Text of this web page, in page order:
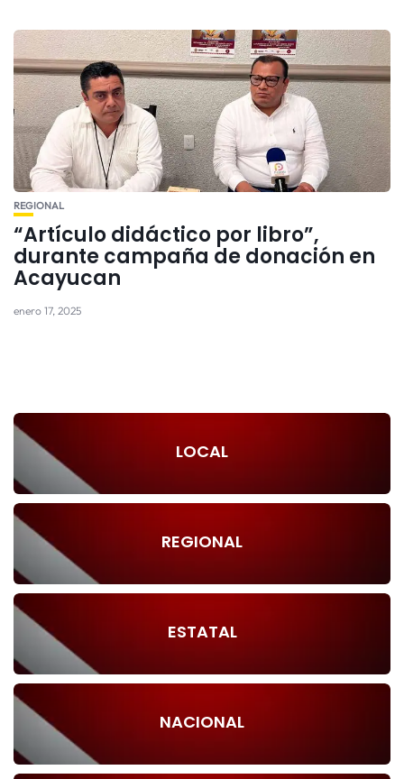
REGIONAL
“Artículo didáctico por libro”,
durante campaña de donación en
Acayucan
enero 17, 2025
LOCAL
REGIONAL
ESTATAL
NACIONAL